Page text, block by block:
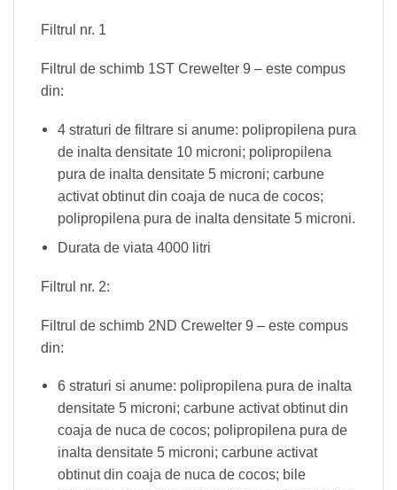
Filtrul nr. 1
Filtrul de schimb 1ST Crewelter 9 – este compus
din:
4 straturi de filtrare si anume: polipropilena pura
de inalta densitate 10 microni; polipropilena
pura de inalta densitate 5 microni; carbune
activat obtinut din coaja de nuca de cocos;
polipropilena pura de inalta densitate 5 microni.
Durata de viata 4000 litri
Filtrul nr. 2:
Filtrul de schimb 2ND Crewelter 9 – este compus
din:
6 straturi si anume: polipropilena pura de inalta
densitate 5 microni; carbune activat obtinut din
coaja de nuca de cocos; polipropilena pura de
inalta densitate 5 microni; carbune activat
obtinut din coaja de nuca de cocos; bile